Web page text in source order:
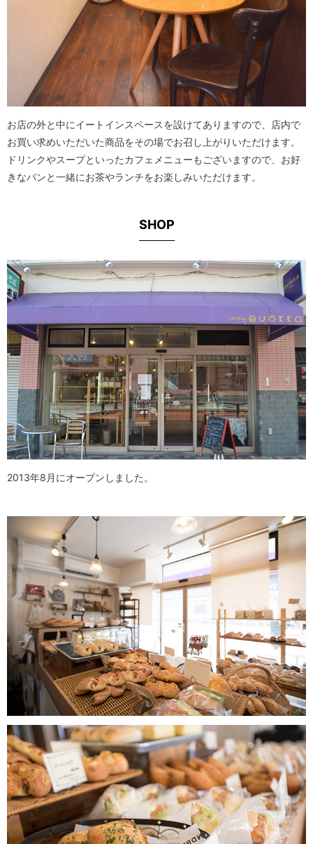
お店の外と中にイートインスペースを設けてありますので、店内で
お買い求めいただいた商品をその場でお召し上がりいただけます。
ドリンクやスープといったカフェメニューもございますので、お好
きなパンと一緒にお茶やランチをお楽しみいただけます。
SHOP
2013年8月にオープンしました。